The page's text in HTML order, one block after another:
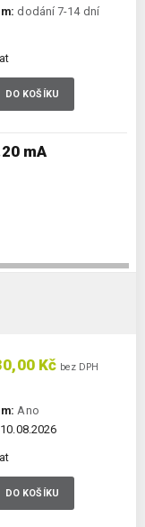
mA
dodání 7-14 dní
DO KOŠÍKU
Kč bez DPH
Ano
10.08.2026
DO KOŠÍKU